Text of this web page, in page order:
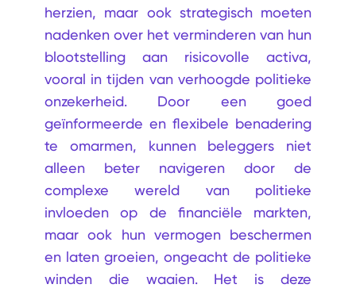
herzien, maar ook strategisch moeten
nadenken over het verminderen van hun
blootstelling aan risicovolle activa,
vooral in tijden van verhoogde politieke
onzekerheid. Door een goed
geïnformeerde en flexibele benadering
te omarmen, kunnen beleggers niet
alleen beter navigeren door de
complexe wereld van politieke
invloeden op de financiële markten,
maar ook hun vermogen beschermen
en laten groeien, ongeacht de politieke
winden die waaien. Het is deze